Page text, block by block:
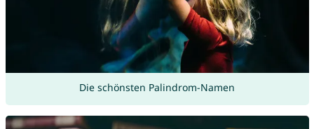
Die schönsten Palindrom-Namen